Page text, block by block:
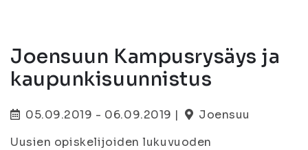
Joensuun Kampusrysäys ja
kaupunkisuunnistus
05.09.2019 - 06.09.2019 |
Joensuu
Uusien opiskelijoiden lukuvuoden